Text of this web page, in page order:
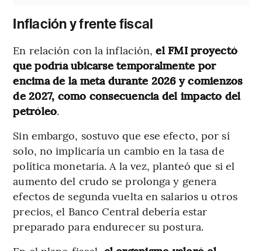
Inflación y frente fiscal
En relación con la inflación,el FMI proyectó
que podría ubicarse temporalmente por
encima de la meta durante 2026 y comienzos
de 2027, como consecuencia del impacto del
petróleo.
Sin embargo, sostuvo que ese efecto, por sí
solo, no implicaría un cambio en la tasa de
política monetaria. A la vez, planteó que si el
aumento del crudo se prolonga y genera
efectos de segunda vuelta en salarios u otros
precios, el Banco Central debería estar
preparado para endurecer su postura.